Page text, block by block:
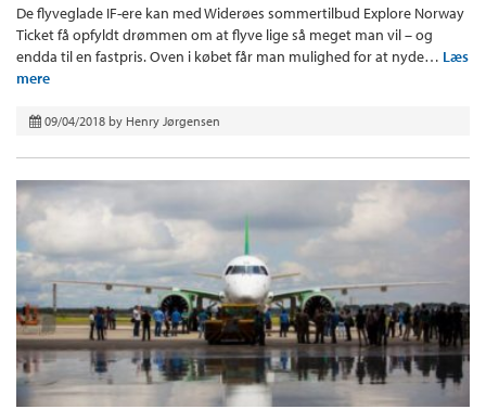
De flyveglade IF-ere kan med Widerøes sommertilbud Explore Norway
Ticket få opfyldt drømmen om at flyve lige så meget man vil – og
endda til en fastpris. Oven i købet får man mulighed for at nyde… Læs
mere
09/04/2018 by Henry Jørgensen